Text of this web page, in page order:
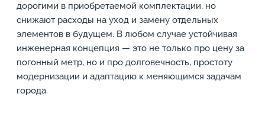
дорогими в приобретаемой комплектации, но
снижают расходы на уход и замену отдельных
элементов в будущем. В любом случае устойчивая
инженерная концепция — это не только про цену за
погонный метр, но и про долговечность, простоту
модернизации и адаптацию к меняющимся задачам
города.